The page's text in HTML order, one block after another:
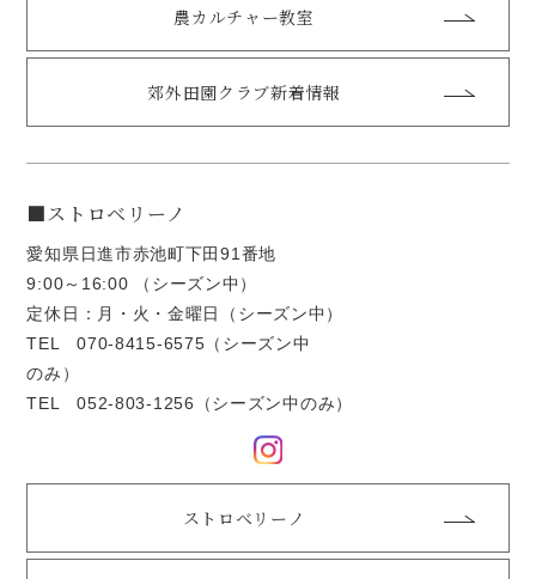
農カルチャー教室
郊外田園クラブ新着情報
■ストロベリーノ
愛知県日進市赤池町下田91番地
9:00～16:00 （シーズン中）
定休日：月・火・金曜日（シーズン中）
TEL070-8415-6575 （シーズン中
のみ）
TEL052-803-1256 （シーズン中のみ）
ストロベリーノ